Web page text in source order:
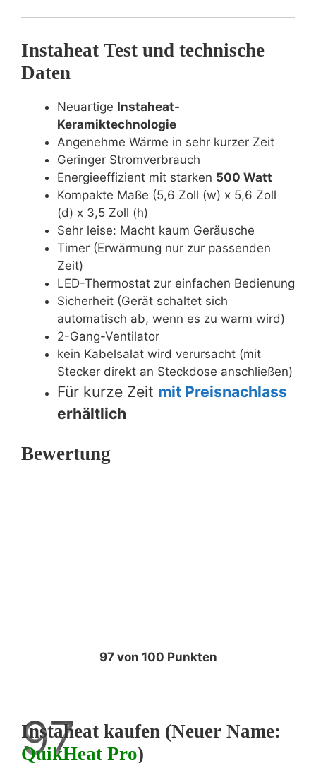
Instaheat Test und technische
Daten
Neuartige Instaheat-
Keramiktechnologie
Angenehme Wärme in sehr kurzer Zeit
Geringer Stromverbrauch
Energieeffizient mit starken 500 Watt
Kompakte Maße (5,6 Zoll (w) x 5,6 Zoll
(d) x 3,5 Zoll (h)
Sehr leise: Macht kaum Geräusche
Timer (Erwärmung nur zur passenden
Zeit)
LED-Thermostat zur einfachen Bedienung
Sicherheit (Gerät schaltet sich
automatisch ab, wenn es zu warm wird)
2-Gang-Ventilator
kein Kabelsalat wird verursacht (mit
Stecker direkt an Steckdose anschließen)
Für kurze Zeit mit Preisnachlass
erhältlich
Bewertung
97
97 von 100 Punkten
Instaheat kaufen (Neuer Name:
QuikHeat Pro)